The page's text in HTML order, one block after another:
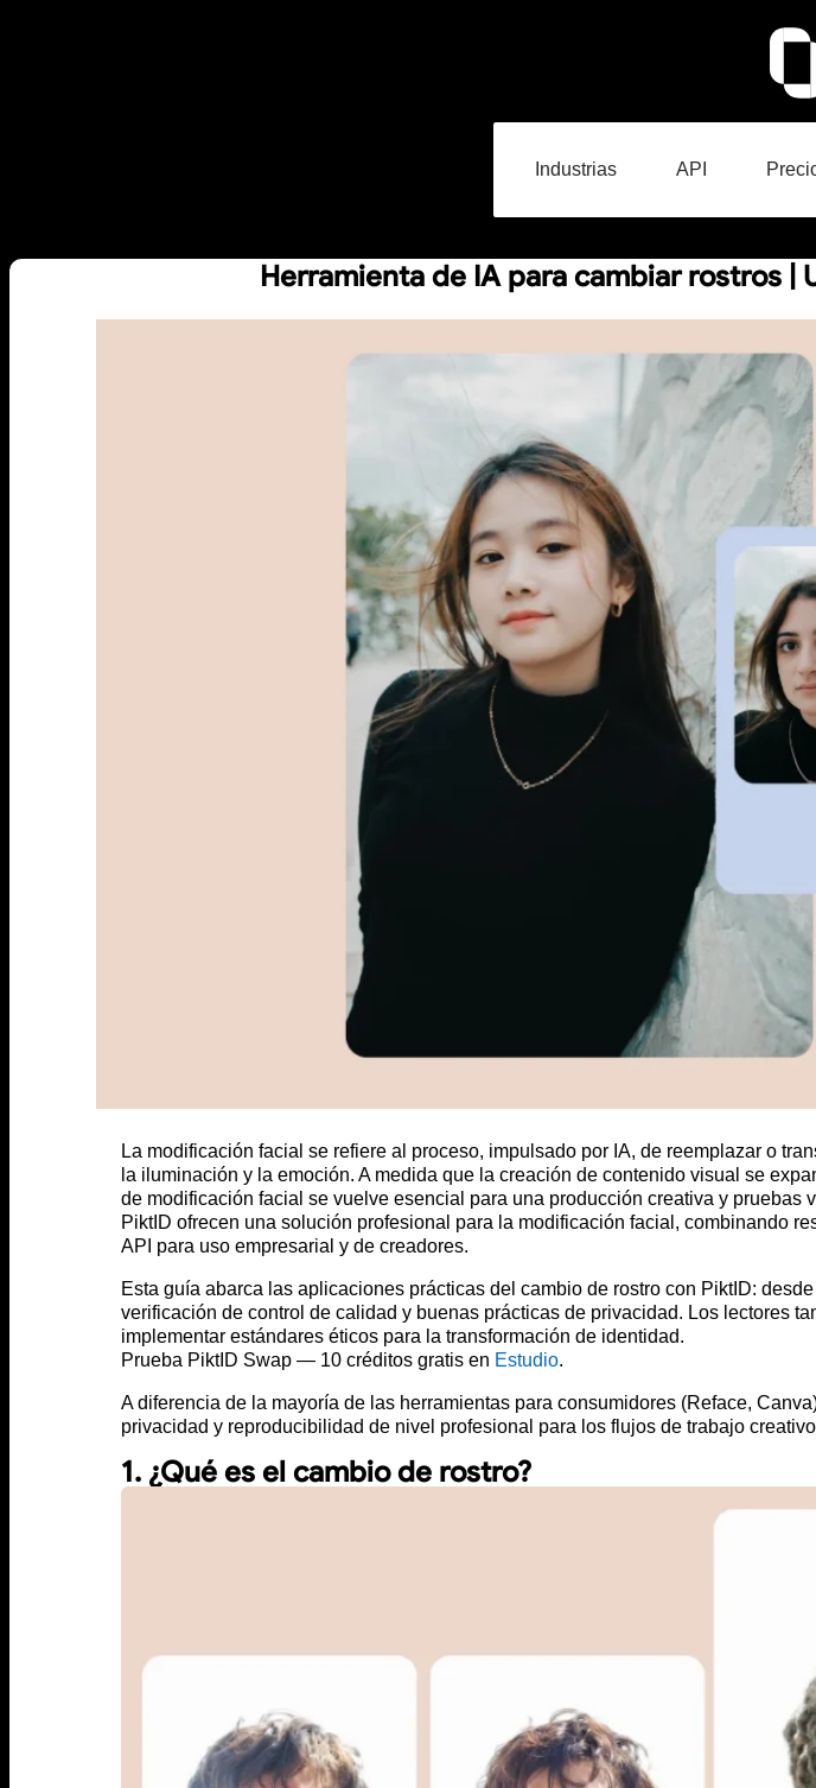
Industrias API
Herramienta de IA para cambiar rostros
La modificación facial se refiere al proceso, impulsado por IA, de reemplazar o
la iluminación y la emoción. A medida que la creación de contenido visual se
de modificación facial se vuelve esencial para una producción creativa y
PiktID ofrecen una solución profesional para la modificación facial, combinando
API para uso empresarial y de creadores.
Esta guía abarca las aplicaciones prácticas del cambio de rostro con PiktID:
verificación de control de calidad y buenas prácticas de privacidad. Los lectores
implementar estándares éticos para la transformación de identidad.
Prueba PiktID Swap — 10 créditos gratis en Estudio.
A diferencia de la mayoría de las herramientas para consumidores (Reface,
privacidad y reproducibilidad de nivel profesional para los flujos de trabajo
1. ¿Qué es el cambio de rostro?